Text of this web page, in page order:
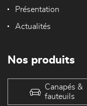
Présentation
Actualités
Nos produits
Canapés &
fauteuils